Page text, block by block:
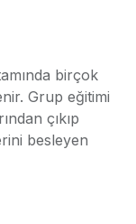
birçok
Grup eğitimi
çıkıp
besleyen